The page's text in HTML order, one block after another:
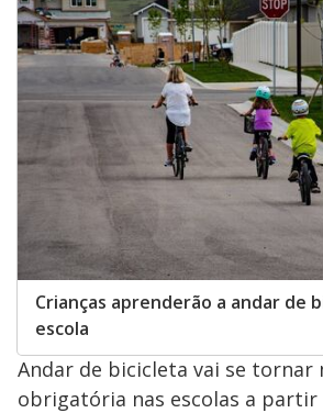
Crianças aprenderão a andar de
escola
Andar de bicicleta vai se tornar
obrigatória nas escolas a partir